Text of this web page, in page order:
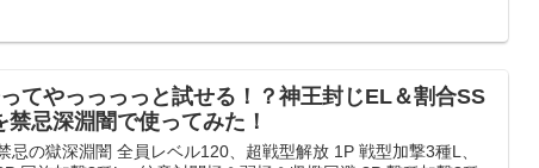
てやっっっっと試せる！？神王封じEL＆割合SS
忌深淵闇で使ってみた！
忌の獄深淵闇 全員レベル120、超戦型解放 1P 戦型加撃3種L、